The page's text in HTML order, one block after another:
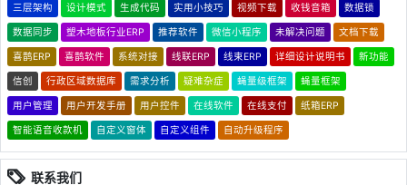
三层架构 设计模式 生成代码 实用小技巧 视频下载 收钱音箱 数据锁
数据同步 塑木地板行业ERP 推荐软件 微信小程序 未解决问题 文档下载
喜鹊ERP 喜鹊软件 系统对接 线联ERP 线束ERP 详细设计说明书 新功能
信创 行政区域数据库 需求分析 疑难杂症 蝇量级框架 蝇量框架
用户管理 用户开发手册 用户控件 在线软件 在线支付 纸箱ERP
智能语音收款机 自定义窗体 自定义组件 自动升级程序
联系我们